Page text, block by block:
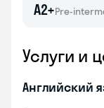
A2+Pre-
Услуги и
Английский